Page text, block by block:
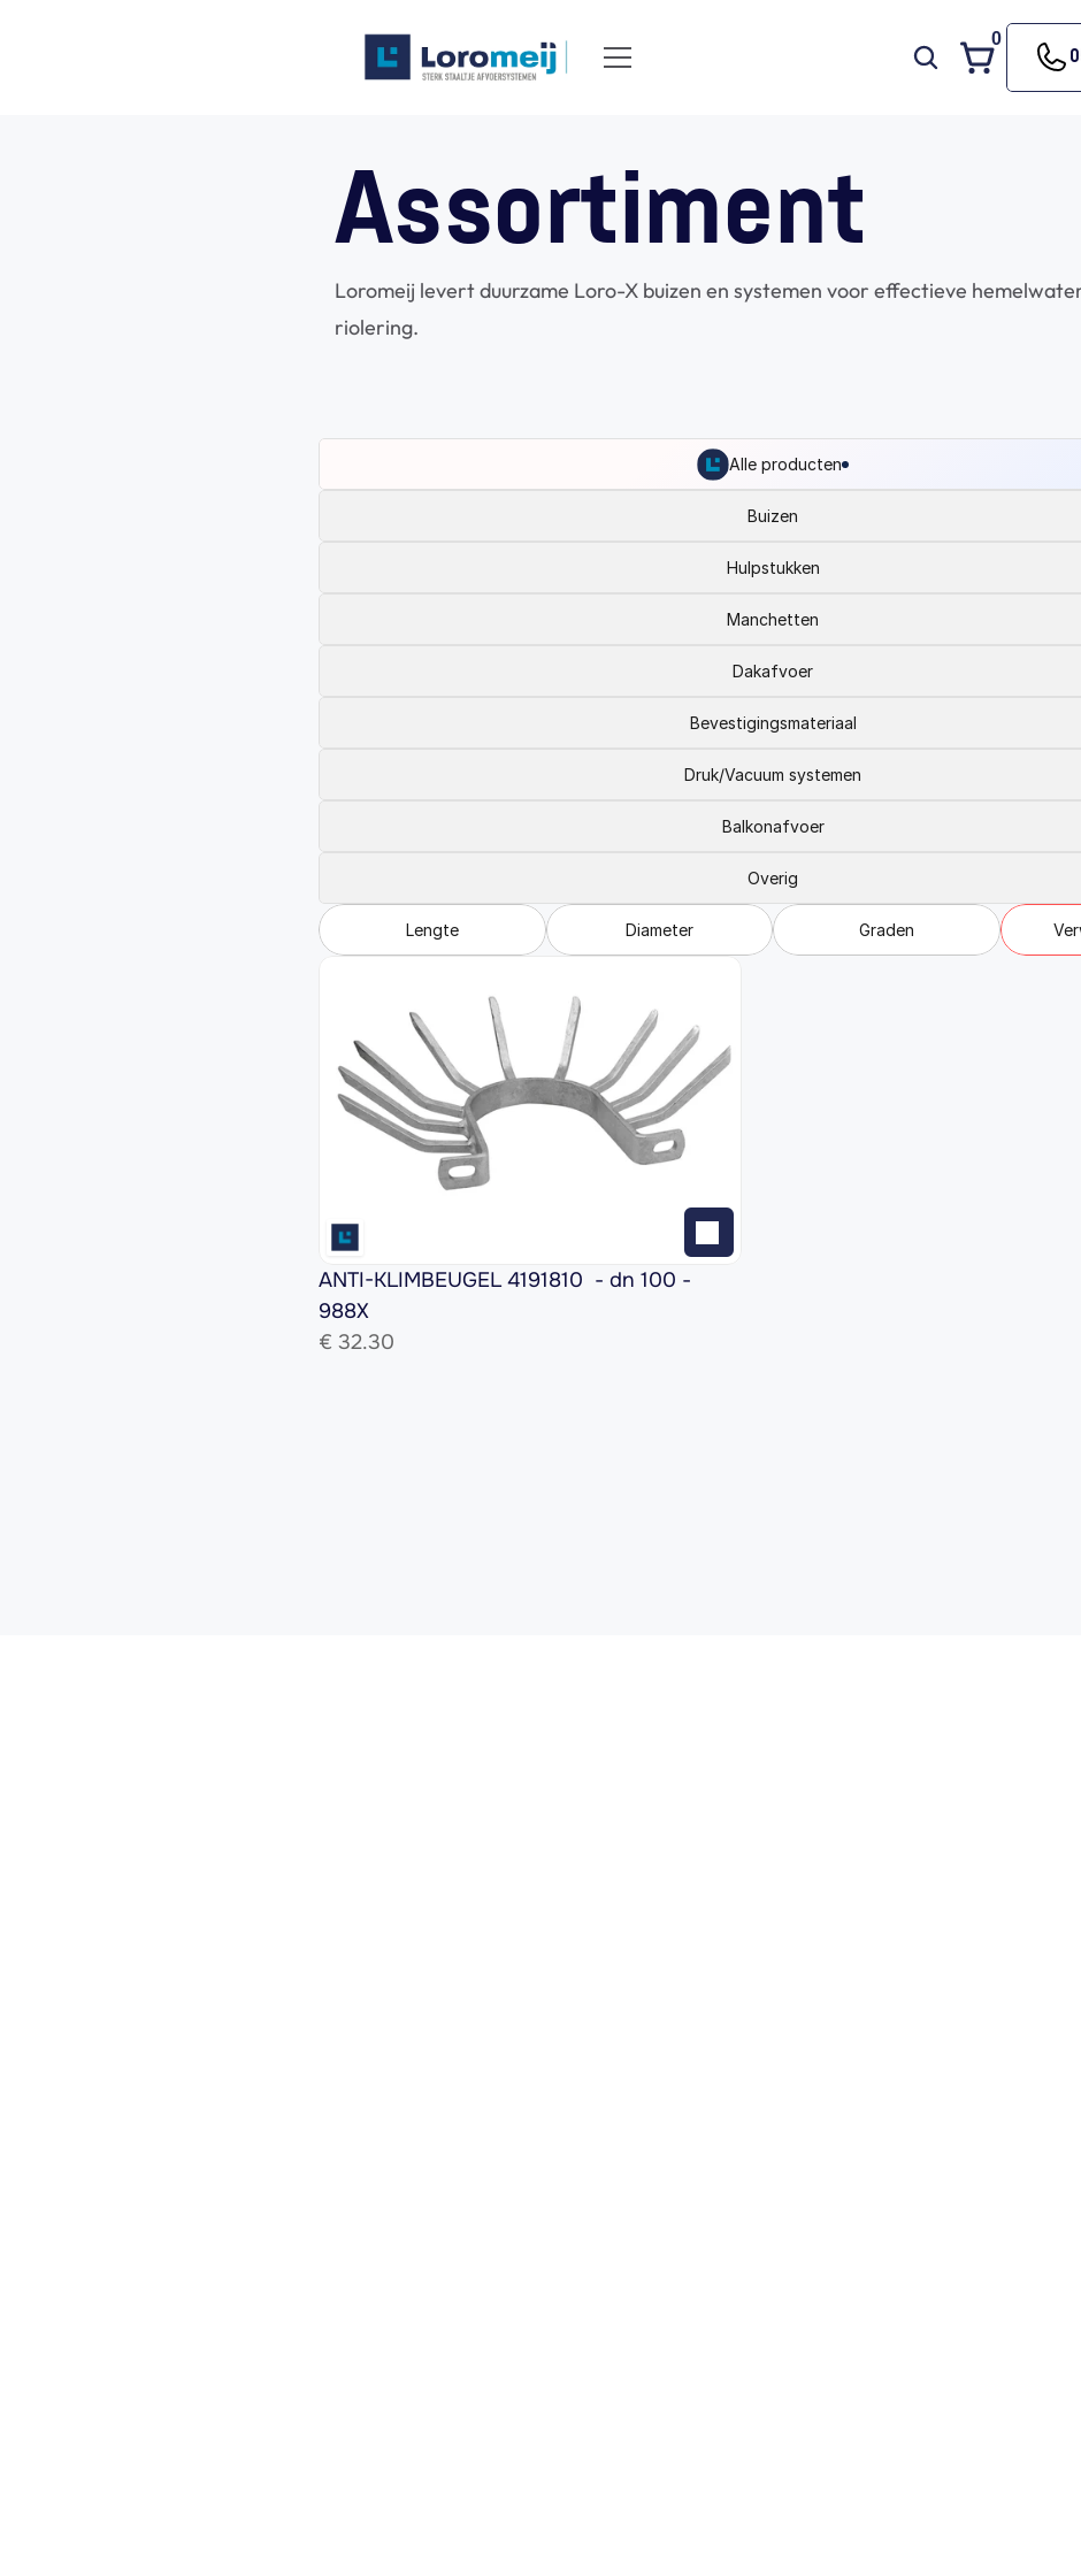
Assortiment
Loromeij levert duurzame Loro-X buizen en systemen voor effectieve
riolering.
Alle producten
Buizen
Hulpstukken
Manchetten
Dakafvoer
Bevestigingsmateriaal
Druk/Vacuum systemen
Balkonafvoer
Overig
Lengte Diameter Graden
ANTI-KLIMBEUGEL 4191810  - dn 100 -
988X
€ 32.30
Producten
Projecten
Poedercoaten
Downloads
HWA
0